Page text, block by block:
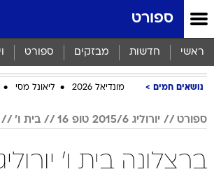
ספורט
ראשי חדשות מבזקים ספורט
נושאים חמים מונדיאל 2026 ליאונל מסי
ספורט יורוליג 2015/6 טופ 16 בית ו'